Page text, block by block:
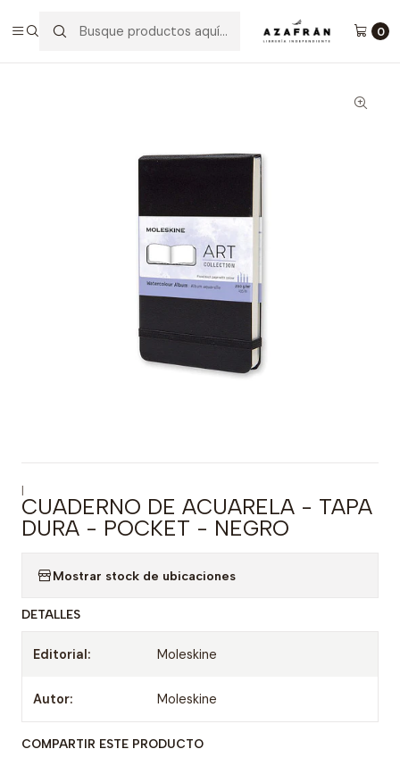
0
Cuaderno De Acuarela - Tapa Dura - Pocket - Negro
|
CUADERNO DE ACUARELA - TAPA
DURA - POCKET - NEGRO
Mostrar stock de ubicaciones
DETALLES
Editorial: Moleskine
Autor: Moleskine
COMPARTIR ESTE PRODUCTO